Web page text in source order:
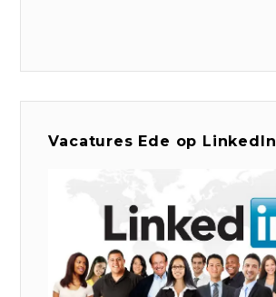
Vacatures Ede op LinkedIn